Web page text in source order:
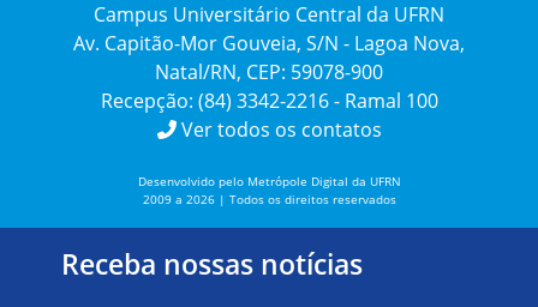
Campus Universitário Central da UFRN
Av. Capitão-Mor Gouveia, S/N - Lagoa Nova,
Natal/RN, CEP: 59078-900
Recepção: (84) 3342-2216 - Ramal 100
Ver todos os contatos
Desenvolvido pelo Metrópole Digital da UFRN
2009 a 2026 | Todos os direitos reservados
Receba nossas notícias